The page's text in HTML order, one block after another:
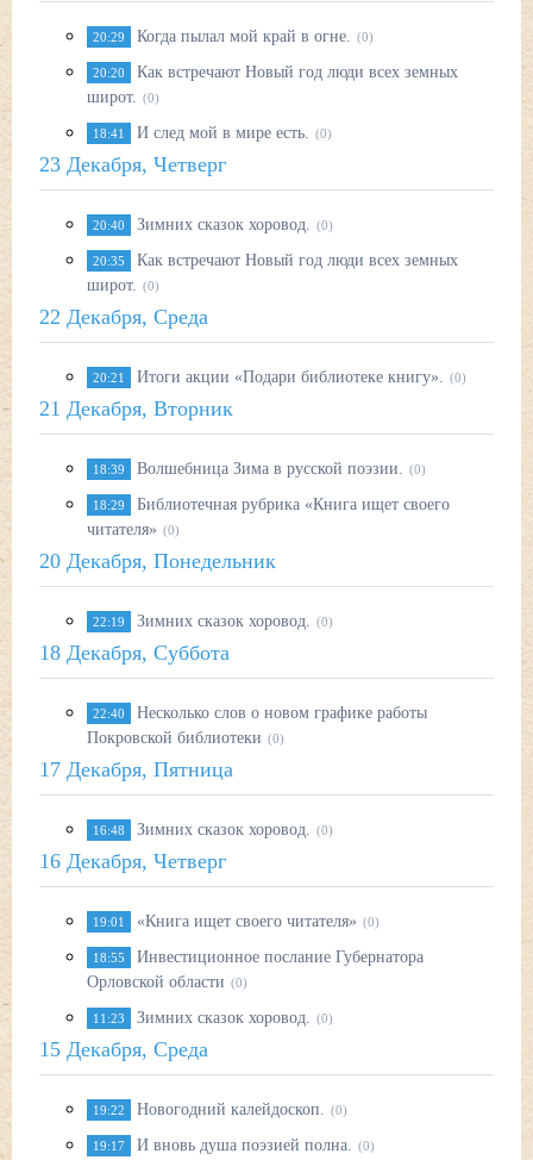
20:29 Когда пылал мой край в огне. (0)
20:20
Как встречают Новый год люди всех земных
широт. (0)
18:41 И след мой в мире есть. (0)
23 Декабря, Четверг
20:40 Зимних сказок хоровод. (0)
20:35
Как встречают Новый год люди всех земных
широт. (0)
22 Декабря, Среда
20:21 Итоги акции «Подари библиотеке книгу». (0)
21 Декабря, Вторник
18:39 Волшебница Зима в русской поэзии. (0)
18:29
Библиотечная рубрика «Книга ищет своего
читателя» (0)
20 Декабря, Понедельник
22:19 Зимних сказок хоровод. (0)
18 Декабря, Суббота
22:40
Несколько слов о новом графике работы
Покровской библиотеки (0)
17 Декабря, Пятница
16:48 Зимних сказок хоровод. (0)
16 Декабря, Четверг
19:01 «Книга ищет своего читателя» (0)
18:55
Инвестиционное послание Губернатора
Орловской области (0)
11:23 Зимних сказок хоровод. (0)
15 Декабря, Среда
19:22 Новогодний калейдоскоп. (0)
19:17 И вновь душа поэзией полна. (0)